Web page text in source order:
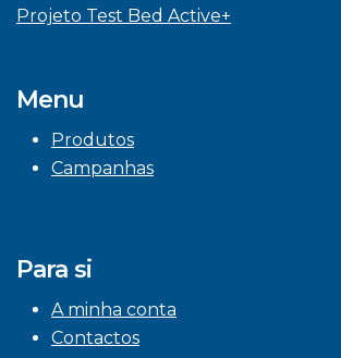
Projeto Test Bed Active+
Menu
Produtos
Campanhas
Para si
A minha conta
Contactos